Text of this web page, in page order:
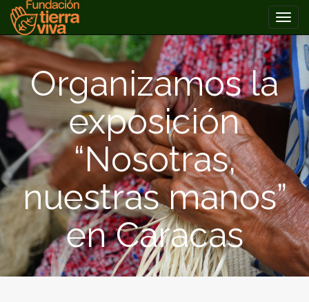
PRIMARY
MENU
Skip
to
contentOrganizamos la
exposición
“Nosotras,
nuestras manos”
en Caracas